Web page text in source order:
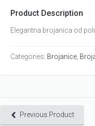
Product Description
Elegantna brojanica od
Categories: Brojanice,
Previous Product